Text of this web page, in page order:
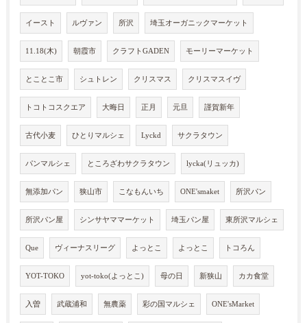
イースト ルヴァン 所沢 埼玉オーガニックマーケット
11.18(木) 朝霞市 クラフトGADEN モーリーマーケット
とことこ市 シュトレン クリスマス クリスマスイヴ
トコトコスクエア 大晦日 正月 元旦 謹賀新年
古代小麦 ひとりマルシェ Lyckd サクラタウン
パンマルシェ ところざわサクラタウン lycka(リュッカ)
無添加パン 狭山市 こなもんいち ONE'smaket 所沢パン
所沢パン屋 シンサヤママーケット 埼玉パン屋 東所沢マルシェ
Que ヴィーナスリーグ よっとこ よっとこ トコろん
YOT-TOKO yot-toko(よっとこ) 母の日 新狭山 カカ食堂
入曽 武蔵浦和 無農薬 彩の国マルシェ ONE'sMarket